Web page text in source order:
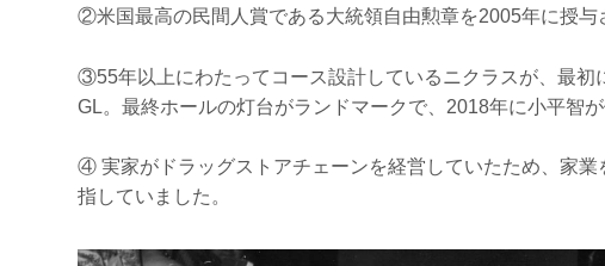
②米国最高の民間人賞である大統領自由勲章を2005年に授与
③55年以上にわたってコース設計しているニクラスが、最初
GL。最終ホールの灯台がランドマークで、2018年に小平智
④ 実家がドラッグストアチェーンを経営していたため、家業
指していました。